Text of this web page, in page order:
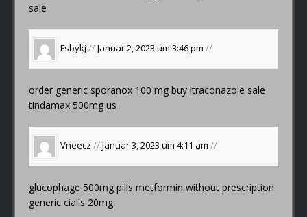
sale
Fsbykj //Januar 2, 2023 um 3:46 pm//
order generic sporanox 100 mgbuy itraconazole sale
tindamax 500mg us
Vneecz //Januar 3, 2023 um 4:11 am//
glucophage 500mg pillsmetformin without prescription
generic cialis 20mg